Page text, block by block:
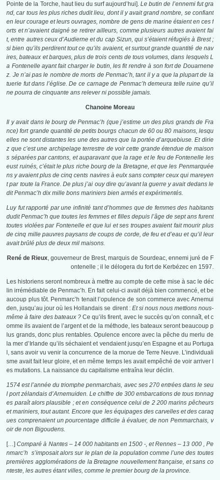
Pointe de la Torche, haut lieu du surf aujourd’hui].Le butin de l’ennemi fut gra
nd, car tous les plus riches dudit lieu, dont il y avait grand nombre, se confiant
en leur courage et leurs ouvrages, nombre de gens de marine étaient en ces f
orts et n’avaient daigné se retirer ailleurs, comme plusieurs autres avaient fai
t, entre autres ceux d’Audierne et du cap Sizun, qui s’étaient réfugiés à Brest ;
si bien qu’ils perdirent tout ce qu’ils avaient, et surtout grande quantité de nav
ires, bateaux et barques, plus de trois cents de tous volumes, dans lesquels L
a Fontenelle ayant fait charger le butin, les fit rendre à son fort de Douarnene
z. Je n’ai pas le nombre de morts de Penmac’h, tant il y a que la plupart de la
tuerie fut dans l’église. De ce carnage de Penmac’h demeura telle ruine qu’il
ne pourra de cinquante ans relever ni possible jamais.
Chanoine Moreau
Il y avait dans le bourg de Penmac’h (que j’estime un des plus grands de Fra
nce) fort grande quantité de petits bourgs chacun de 60 ou 80 maisons, lesqu
elles ne sont distantes les une des autres que la portée d’arquebiuse. Et dirie
z que c’est une archipelage terrestre de voir cette grande étendue de maison
s séparées par cantons, et auparavant que la rage et le feu de Fontenelle les
eust ruinés, c’était le plus riche bourg de la Bretagne, et que les Penmarquée
ns y avaient plus de cinq cents navires à eulx sans compter ceux qui mareyen
t par toute la France. De plus j’ai ouy dire qu’avant la guerre y avait dedans le
dit Penmac’h dix mille bons mariniers bien armés et expérimentés.
Luy fut rapporté par une infinité tant d’hommes que de femmes des habitants
dudit Penmac’h que toutes les femmes et filles depuis l’âge de sept ans furent
toutes violées par Fontenelle et que lui et ses troupes avaient fait mourir plus
de cinq mille pauvres paysans de coups de corde, de feu et d’eau et qu’il leur
avait brûlé plus de deux mil maisons.
René de Rieux, gouverneur de Brest, marquis de Sourdeac, ennemi juré de F
ontenelle ; il le délogera du fort de Kerbézec en 1597.
Les historiens seront nombreux à mettre au compte de cette mise à sac le déc
lin irrémédiable de Penmac’h. En fait celui-ci avait déjà bien commencé, et be
aucoup plus tôt. Penmarc’h tenait l’opulence de son commerce avec Arnemui
den, jusqu’au jour où les Hollandais se dirent : Et si nous nous mettions nous-
même à faire des bateaux ? Ce qu’ils firent, avec le succès qu’on connaît, et c
omme ils avaient de l’argent et de la méthode, les bateaux seront beaucoup p
lus grands, donc plus rentables. Opulence encore avec la pêche du merlu de
la mer d’Irlande qu’ils séchaient et vendaient jusqu’en Espagne et au Portuga
l, sans avoir vu venir la concurrence de la morue de Terre Neuve. L’individuali
sme avait fait leur gloire, et en même temps les avait empêché de voir arriver l
es mutations. La naissance du capitalisme entraîna leur déclin.
1574 est l’année du triomphe penmarchais, avec ses 270 entrées dans le seu
l port zélandais d’Arnemuiden. Le chiffre de 300 embarcations de tous tonnag
es paraît alors plausible ; et en conséquence celui de 2 200 marins pêcheurs
et mariniers, tout autant. Encore que les équipages des carvelles et des caraq
ues comprenaient un pourcentage difficile à évaluer, de non Pemmarchais, v
oir de non Bigoudens.
[…]Comparé à Nantes – 14 000 habitants en 1500 -, et Rennes – 13 000 , Pe
nmarc’h s’imposait alors sur le plan de la population comme l’une des toutes
premières agglomérations de la Bretagne nouvellement française, et sans co
nteste, les autres étant villes, comme le premier bourg de la province.